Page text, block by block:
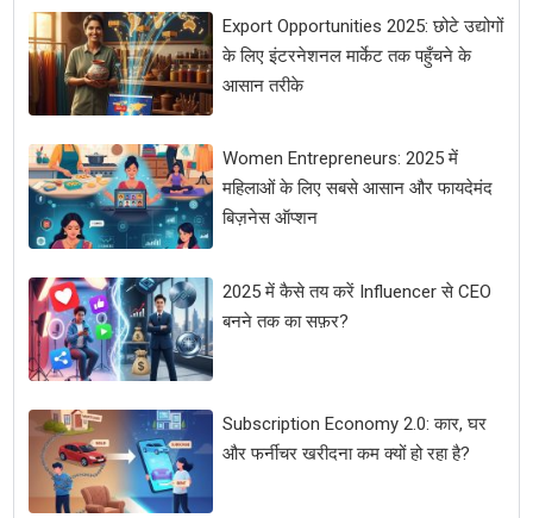
Export Opportunities 2025: छोटे उद्योगों
के लिए इंटरनेशनल मार्केट तक पहुँचने के
आसान तरीके
Women Entrepreneurs: 2025 में
महिलाओं के लिए सबसे आसान और फायदेमंद
बिज़नेस ऑप्शन
2025 में कैसे तय करें Influencer से CEO
बनने तक का सफ़र?
Subscription Economy 2.0: कार, घर
और फर्नीचर खरीदना कम क्यों हो रहा है?